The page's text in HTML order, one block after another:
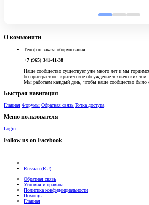
О комьюнити
Телефон заказа оборудования:
+7 (965) 341-41-38
Наше сообщество существует уже много лет и мы
беспристрастное, критическое обсуждение технических
Мы работаем каждый день, чтобы наше сообщество было
Быстрая навигация
Главная Форумы Обратная связь Точка доступа
Меню пользователя
Login
Follow us on Facebook
Russian (RU)
Обратная связь
Условия и правила
Политика конфиденциальности
Помощь
Главная